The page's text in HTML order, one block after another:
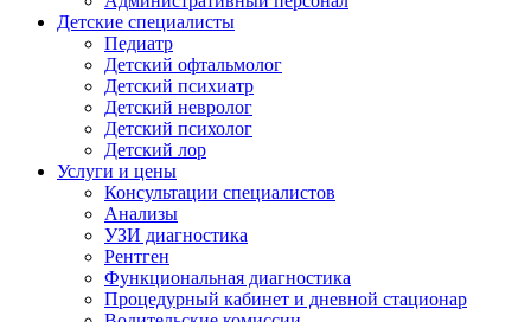
Детские специалисты
Педиатр
Детский офтальмолог
Детский психиатр
Детский невролог
Детский психолог
Детский лор
Услуги и цены
Консультации специалистов
Анализы
УЗИ диагностика
Рентген
Функциональная диагностика
Процедурный кабинет и дневной стационар